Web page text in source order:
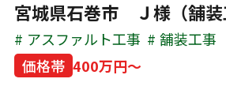
宮城県石巻市 Ｊ様（舗装
アスファルト工事
舗装工事
価格帯 400万円～